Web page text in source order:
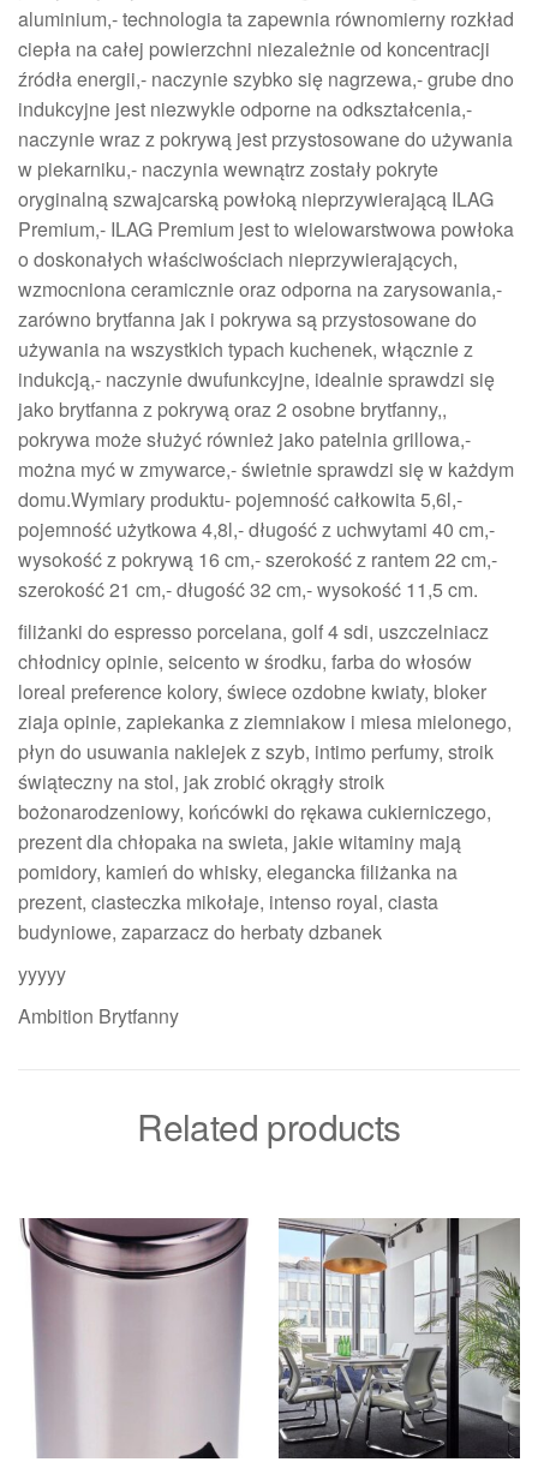
aluminium,- technologia ta zapewnia równomierny rozkład
ciepła na całej powierzchni niezależnie od koncentracji
źródła energii,- naczynie szybko się nagrzewa,- grube dno
indukcyjne jest niezwykle odporne na odkształcenia,-
naczynie wraz z pokrywą jest przystosowane do używania
w piekarniku,- naczynia wewnątrz zostały pokryte
oryginalną szwajcarską powłoką nieprzywierającą ILAG
Premium,- ILAG Premium jest to wielowarstwowa powłoka
o doskonałych właściwościach nieprzywierających,
wzmocniona ceramicznie oraz odporna na zarysowania,-
zarówno brytfanna jak i pokrywa są przystosowane do
używania na wszystkich typach kuchenek, włącznie z
indukcją,- naczynie dwufunkcyjne, idealnie sprawdzi się
jako brytfanna z pokrywą oraz 2 osobne brytfanny,,
pokrywa może służyć również jako patelnia grillowa,-
można myć w zmywarce,- świetnie sprawdzi się w każdym
domu.Wymiary produktu- pojemność całkowita 5,6l,-
pojemność użytkowa 4,8l,- długość z uchwytami 40 cm,-
wysokość z pokrywą 16 cm,- szerokość z rantem 22 cm,-
szerokość 21 cm,- długość 32 cm,- wysokość 11,5 cm.
filiżanki do espresso porcelana, golf 4 sdi, uszczelniacz
chłodnicy opinie, seicento w środku, farba do włosów
loreal preference kolory, świece ozdobne kwiaty, bloker
ziaja opinie, zapiekanka z ziemniakow i miesa mielonego,
płyn do usuwania naklejek z szyb, intimo perfumy, stroik
świąteczny na stol, jak zrobić okrągły stroik
bożonarodzeniowy, końcówki do rękawa cukierniczego,
prezent dla chłopaka na swieta, jakie witaminy mają
pomidory, kamień do whisky, elegancka filiżanka na
prezent, ciasteczka mikołaje, intenso royal, ciasta
budyniowe, zaparzacz do herbaty dzbanek
yyyyy
Ambition Brytfanny
Related products